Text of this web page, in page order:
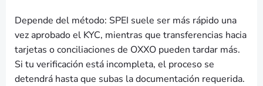
Depende del método: SPEI suele ser más rápido una
vez aprobado el KYC, mientras que transferencias hacia
tarjetas o conciliaciones de OXXO pueden tardar más.
Si tu verificación está incompleta, el proceso se
detendrá hasta que subas la documentación requerida.